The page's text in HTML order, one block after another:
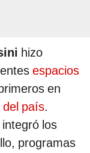
hizo
espacios
en
del país.
los
programas